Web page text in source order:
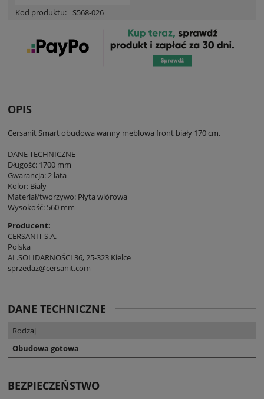
Kod produktu: S568-026
OPIS
Cersanit Smart obudowa wanny meblowa front biały 170 cm.
DANE TECHNICZNE
Długość: 1700 mm
Gwarancja: 2 lata
Kolor: Biały
Materiał/tworzywo: Płyta wiórowa
Wysokość: 560 mm
Producent:
CERSANIT S.A.
Polska
AL.SOLIDARNOŚCI 36, 25-323 Kielce
sprzedaz@cersanit.com
DANE TECHNICZNE
Rodzaj
Obudowa gotowa
BEZPIECZEŃSTWO